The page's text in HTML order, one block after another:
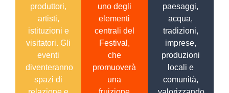
produttori,
artisti,
istituzioni e
visitatori. Gli
eventi
diventeranno
spazi di
uno degli
elementi
centrali del
Festival,
che
promuoverà
una
paesaggi,
acqua,
tradizioni,
imprese,
produzioni
locali e
comunità,